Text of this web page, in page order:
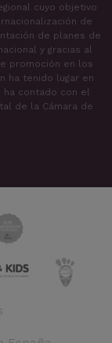
cuyo objetivo
de
de planes de
y gracias al
promoción en los
ha tenido lugar en
ha contado con el
de la Cámara de